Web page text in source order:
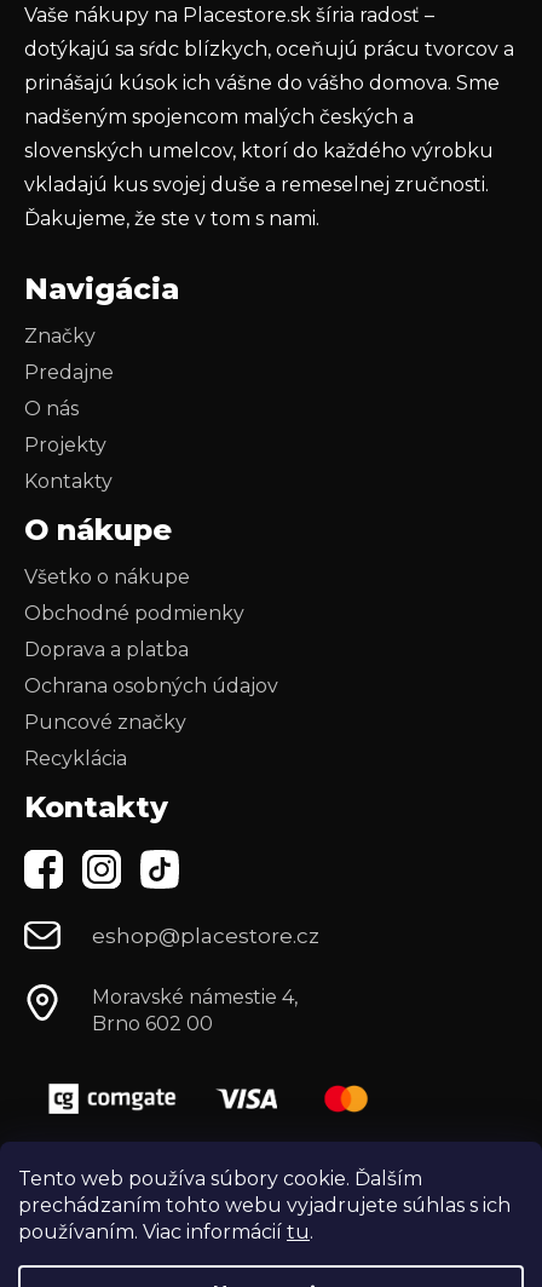
Tento web používa súbory cookie. Ďalším
prechádzaním tohto webu vyjadrujete súhlas s ich
používaním. Viac informácií tu.
PRIHLÁSIŤ SA
Vaše nákupy na Placestore.sk šíria radosť –
dotýkajú sa sŕdc blízkych, oceňujú prácu tvorcov a
prinášajú kúsok ich vášne do vášho domova. Sme
nadšeným spojencom malých českých a
slovenských umelcov, ktorí do každého výrobku
vkladajú kus svojej duše a remeselnej zručnosti.
Ďakujeme, že ste v tom s nami.
Navigácia
Značky
Predajne
O nás
Projekty
Kontakty
O nákupe
Všetko o nákupe
Obchodné podmienky
Doprava a platba
Ochrana osobných údajov
Puncové značky
Recyklácia
Kontakty
eshop@placestore.cz
Moravské námestie 4,
Brno 602 00